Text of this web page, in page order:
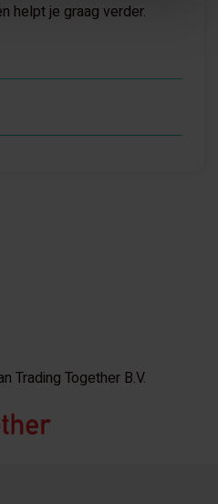
helpt je graag verder.
Trading Together B.V.